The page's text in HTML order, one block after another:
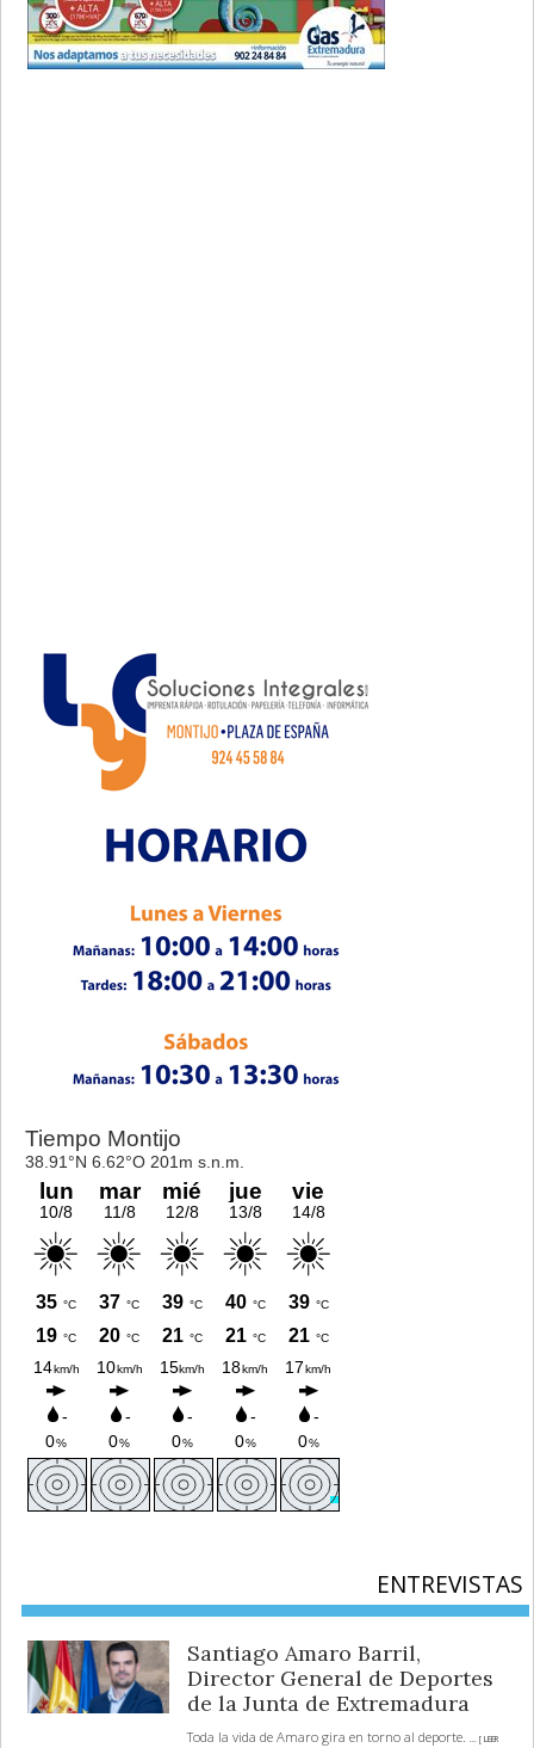
ENTREVISTAS
Santiago Amaro Barril,
Director General de Deportes
de la Junta de Extremadura
Toda la vida de Amaro gira en torno al deporte. ... [ LEER